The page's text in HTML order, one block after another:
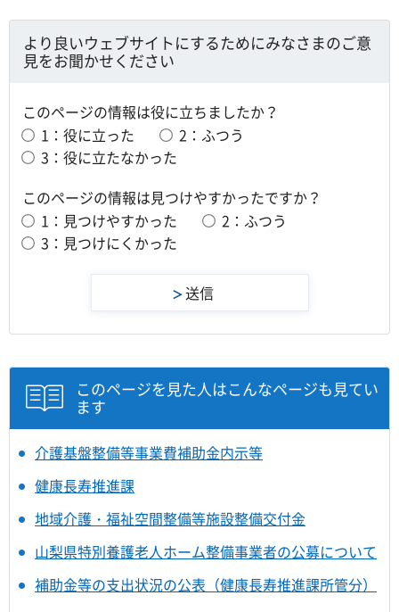
より良いウェブサイトにするためにみなさまのご意
見をお聞かせください
このページの情報は役に立ちましたか？
1：役に立った
2：ふつう
3：役に立たなかった
このページの情報は見つけやすかったですか？
1：見つけやすかった
2：ふつう
3：見つけにくかった
このページを見た人はこんなページも見てい
ます
介護基盤整備等事業費補助金内示等
健康長寿推進課
地域介護・福祉空間整備等施設整備交付金
山梨県特別養護老人ホーム整備事業者の公募について
補助金等の支出状況の公表（健康長寿推進課所管分）